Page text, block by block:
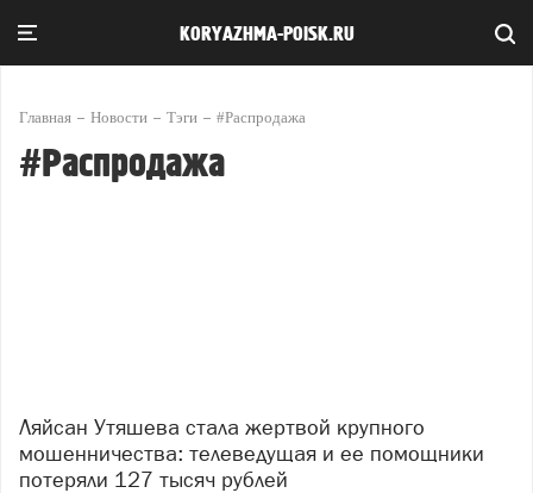
KORYAZHMA-POISK.RU
Главная Новости Тэги #Распродажа
#Распродажа
Ляйсан Утяшева стала жертвой крупного
мошенничества: телеведущая и ее помощники
потеряли 127 тысяч рублей